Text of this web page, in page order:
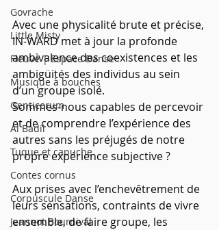
Govrache
Little Misty
Fleuve | Espace Danse
Musique à bouches
Genticorum
Al Badil
Tuque et capuche
Contes cornus
Corpuscule Danse
Jeannot Bournival
Avec une physicalité brute et précise,
IN-WARD met à jour la profonde
ambivalence des coexistences et les
ambigüités des individus au sein
d’un groupe isolé.
Sommes-nous capables de percevoir
et de comprendre l’expérience des
autres sans les préjugés de notre
propre expérience subjective ?
Aux prises avec l’enchevêtrement de
leurs sensations, contraints de vivre
ensemble, de faire groupe, les